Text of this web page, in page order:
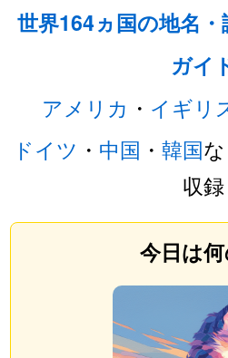
世界164ヵ国の地名
ガイ
アメリカ ・ イギリ
ドイツ ・ 中国 ・ 韓国
収録
今日は